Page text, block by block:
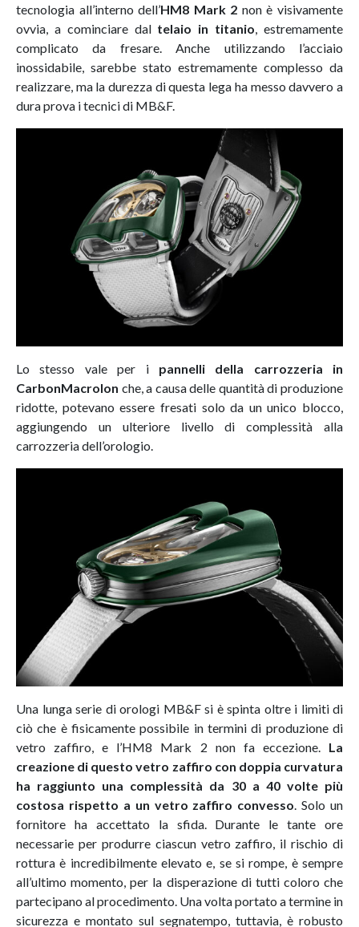
tecnologia all’interno dell’HM8 Mark 2 non è visivamente
ovvia, a cominciare dal telaio in titanio, estremamente
complicato da fresare. Anche utilizzando l’acciaio
inossidabile, sarebbe stato estremamente complesso da
realizzare, ma la durezza di questa lega ha messo davvero a
dura prova i tecnici di MB&F.
Lo stesso vale per i pannelli della carrozzeria in
CarbonMacrolon che, a causa delle quantità di produzione
ridotte, potevano essere fresati solo da un unico blocco,
aggiungendo un ulteriore livello di complessità alla
carrozzeria dell’orologio.
Una lunga serie di orologi MB&F si è spinta oltre i limiti di
ciò che è fisicamente possibile in termini di produzione di
vetro zaffiro, e l’HM8 Mark 2 non fa eccezione. La
creazione di questo vetro zaffiro con doppia curvatura
ha raggiunto una complessità da 30 a 40 volte più
costosa rispetto a un vetro zaffiro convesso. Solo un
fornitore ha accettato la sfida. Durante le tante ore
necessarie per produrre ciascun vetro zaffiro, il rischio di
rottura è incredibilmente elevato e, se si rompe, è sempre
all’ultimo momento, per la disperazione di tutti coloro che
partecipano al procedimento. Una volta portato a termine in
sicurezza e montato sul segnatempo, tuttavia, è robusto